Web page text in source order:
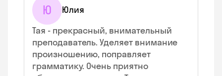
Ю
Юлия
Тая - прекрасный, внимательный
преподаватель. Уделяет внимание
произношению, поправляет
грамматику. Очень приятно